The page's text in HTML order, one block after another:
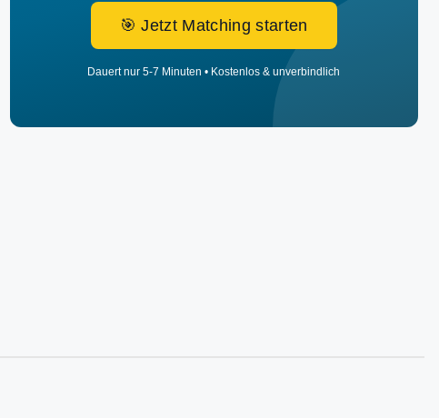
🎯 Jetzt Matching starten
Dauert nur 5-7 Minuten • Kostenlos & unverbindlich